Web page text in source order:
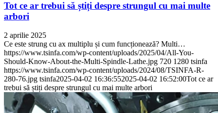
Tot ce ar trebui să știți despre strungul cu mai multe
arbori
2 aprilie 2025
Ce este strung cu ax multiplu și cum funcționează? Multi…
https://www.tsinfa.com/wp-content/uploads/2025/04/All-You-
Should-Know-About-the-Multi-Spindle-Lathe.jpg 720 1280 tsinfa
https://www.tsinfa.com/wp-content/uploads/2024/08/TSINFA-R-
280-76.jpg tsinfa2025-04-02 16:36:552025-04-02 16:52:00Tot ce ar
trebui să știți despre strungul cu mai multe arbori